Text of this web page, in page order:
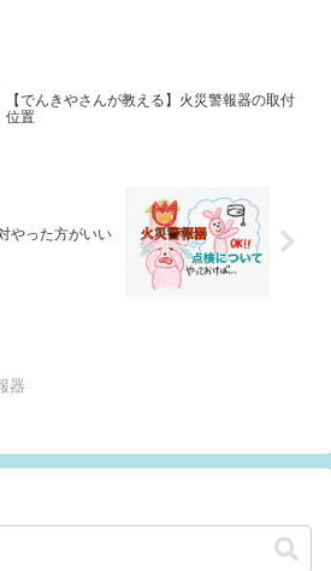
【でんきやさんが教える】火災警報器の取付
位置
やった方がいい
器